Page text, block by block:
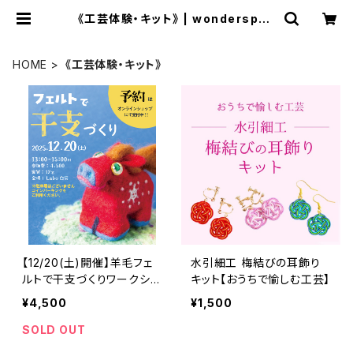
《工芸体験・キット》 | wonderspac
HOME 《工芸体験・キット》
【12/20(土)開催】羊毛フェ
ルトで干支づくりワークショ
ップ
¥4,500
SOLD OUT
水引細工 梅結びの耳飾り
キット【おうちで愉しむ工芸】
¥1,500